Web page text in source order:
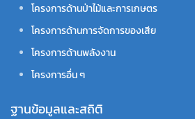
โครงการด้านป่าไม้และการเกษตร
โครงการด้านการจัดการของเสีย
โครงการด้านพลังงาน
โครงการอื่น ๆ
ฐานข้อมูลและสถิติ